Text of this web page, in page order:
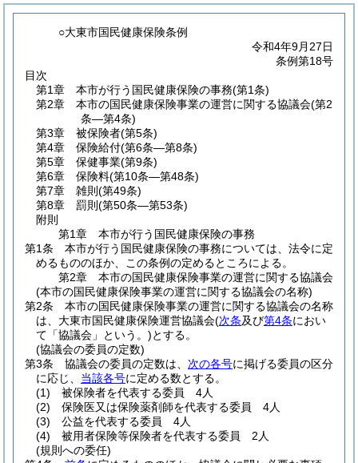
○大東市国民健康保険条例
令和4年9月27日
条例第18号
目次
第1章
本市が行う国民健康保険の事務(第1条)
第2章
本市の国民健康保険事業の運営に関する協議会(第2
条―第4条)
第3章
被保険者(第5条)
第4章
保険給付(第6条―第8条)
第5章
保健事業(第9条)
第6章
保険料(第10条―第48条)
第7章
雑則 (第49条)
第8章
罰則 (第50条―第53条)
附則
第1章
本市が行う国民健康保険の事務
第1条
本市が行う国民健康保険の事務については、法令に定
めるもののほか、この条例の定めるところによる。
第2章
本市の国民健康保険事業の運営に関する協議会
(本市の国民健康保険事業の運営に関する協議会の名称)
第2条
本市の国民健康保険事業の運営に関する協議会の名称
は、大東市国民健康保険運営協議会(次条及び第4条におい
て「協議会」という。)とする。
(協議会の委員の定数)
第3条
協議会の委員の定数は、 次の各号に掲げる委員の区分
に応じ、 当該各号に定める数とする。
(1)
被保険者を代表する委員 4人
(2)
保険医又は保険薬剤師を代表する委員 4人
(3)
公益を代表する委員 4人
(4)
被用者保険等保険者を代表する委員 2人
(規則への委任)